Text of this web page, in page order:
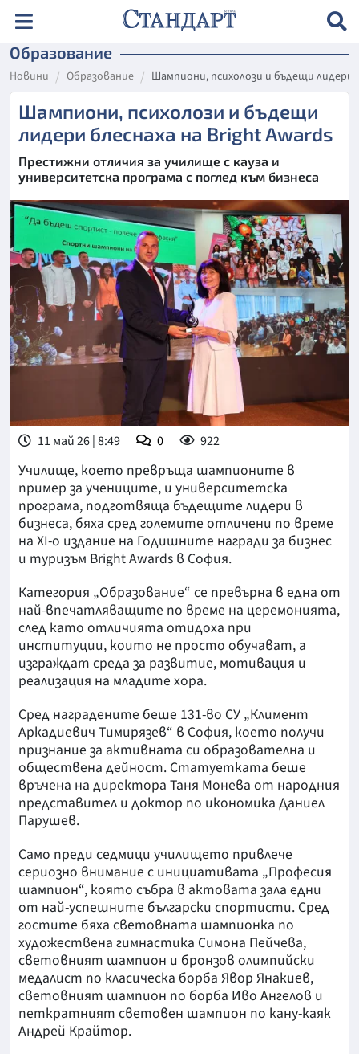
Образование
Новини Образование Шампиони, психолози и бъдещи лидери
Шампиони, психолози и бъдещи
лидери блеснаха на Bright Awards
Престижни отличия за училище с кауза и
университетска програма с поглед към бизнеса
11 май 26 | 8:49 0 922
Училище, което превръща шампионите в
пример за учениците, и университетска
програма, подготвяща бъдещите лидери в
бизнеса, бяха сред големите отличени по време
на XI-о издание на Годишните награди за бизнес
и туризъм Bright Awards в София.
Категория „Образование“ се превърна в една от
най-впечатляващите по време на церемонията,
след като отличията отидоха при
институции, които не просто обучават, а
изграждат среда за развитие, мотивация и
реализация на младите хора.
Сред наградените беше 131-во СУ „Климент
Аркадиевич Тимирязев“ в София, което получи
признание за активната си образователна и
обществена дейност. Статуетката беше
връчена на директора Таня Монева от народния
представител и доктор по икономика Даниел
Парушев.
Само преди седмици училището привлече
сериозно внимание с инициативата „Професия
шампион“, която събра в актовата зала едни
от най-успешните български спортисти. Сред
гостите бяха световната шампионка по
художествена гимнастика Симона Пейчева,
световният шампион и бронзов олимпийски
медалист по класическа борба Явор Янакиев,
световният шампион по борба Иво Ангелов и
петкратният световен шампион по кану-каяк
Андрей Крайтор.